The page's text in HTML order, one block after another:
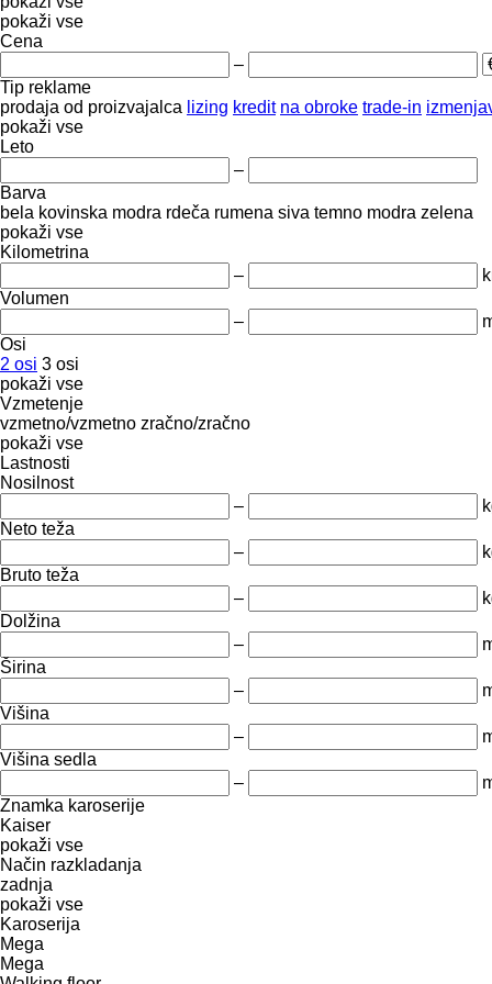
pokaži vse
Cena
–
Tip reklame
prodaja od proizvajalca lizing kredit na obroke trade-in
pokaži vse
Leto
–
Barva
bela kovinska modra rdeča rumena siva temno modra zelena
pokaži vse
Kilometrina
–
Volumen
–
Osi
2 osi 3 osi
pokaži vse
Vzmetenje
vzmetno/vzmetno zračno/zračno
pokaži vse
Lastnosti
Nosilnost
–
Neto teža
–
Bruto teža
–
Dolžina
–
Širina
–
Višina
–
Višina sedla
–
Znamka karoserije
Kaiser
pokaži vse
Način razkladanja
zadnja
pokaži vse
Karoserija
Mega
Mega